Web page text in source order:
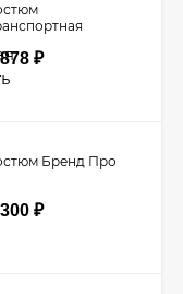
₽
Бренд Про
₽